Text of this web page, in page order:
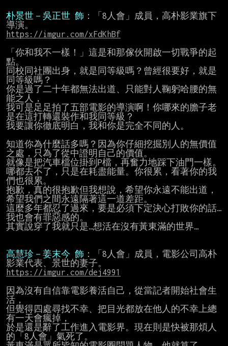
朴景世－吳正世 飾 ：「8人會」成員，高朴影業旗下
https://imgur.com/xFdKhBf
「你和我不一樣！」這是和那傢伙開啟一切戰爭的起
點。
同校同社團出身，就是同等級嗎？曾經很要好，就是
同等級嗎？
你是過了二十年都無法出道、只能對人鞠躬哈腰的無
能之人，
我可是足足拍了五部電影的導演啊！你哪來的膽子老
是在這打轉還裝作和我同等級？
我要讓你徹底明白，我和你是完全不同的人。
知道你為什麼話多嗎？因為你仔細挖掘別人的無價值
之處，只為了從中證明自己的價值。
就像是把汽車檔位掛到P檔，再奮力地踩下油門一樣。
哪都去不了，只是在耗盡能量。你很累，看著你的我
們也很累。
抱歉，真的很抱歉但我想說，希望你永遠不能出道，
希望我們之間永遠隔著這一道差距。
這麼多年都忍了過來，要是必須下定決心打敗你的話…
我也會有罪惡感的。
其實說穿了我就只是…想活在沒有黃東滿的世界…
高慧珍－姜末今 飾 ：「8人會」成員，電影公司高朴
https://imgur.com/dej4991
因為沒有自信靠電影養活自己，從當記者開始社會生
活，
但覺得四處尋找不幸、把目光都放在他人的不幸上總
有一天會瘋掉，
於是還是辭了工作進入電影界。現在則是快被那煩人
的「8人會」氣死了。